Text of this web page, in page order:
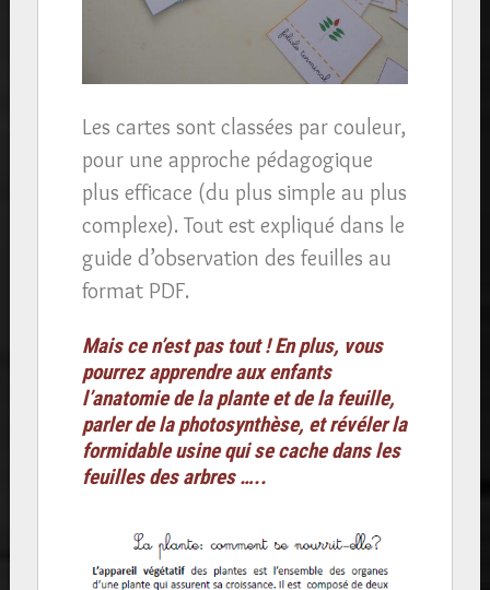
Les cartes sont classées par couleur,
pour une approche pédagogique
plus efficace (du plus simple au plus
complexe). Tout est expliqué dans le
guide d’observation des feuilles au
format PDF.
Mais ce n’est pas tout ! En plus, vous
pourrez apprendre aux enfants
l’anatomie de la plante et de la feuille,
parler de la photosynthèse, et révéler la
formidable usine qui se cache dans les
feuilles des arbres …..